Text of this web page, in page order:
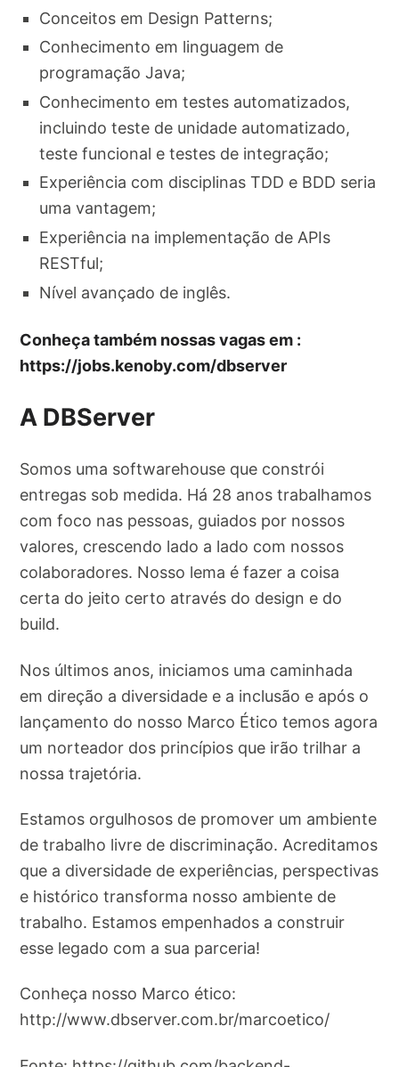
Conceitos em Design Patterns;
Conhecimento em linguagem de
programação Java;
Conhecimento em testes automatizados,
incluindo teste de unidade automatizado,
teste funcional e testes de integração;
Experiência com disciplinas TDD e BDD seria
uma vantagem;
Experiência na implementação de APIs
RESTful;
Nível avançado de inglês.
Conheça também nossas vagas em :
https://jobs.kenoby.com/dbserver
A DBServer
Somos uma softwarehouse que constrói
entregas sob medida. Há 28 anos trabalhamos
com foco nas pessoas, guiados por nossos
valores, crescendo lado a lado com nossos
colaboradores. Nosso lema é fazer a coisa
certa do jeito certo através do design e do
build.
Nos últimos anos, iniciamos uma caminhada
em direção a diversidade e a inclusão e após o
lançamento do nosso Marco Ético temos agora
um norteador dos princípios que irão trilhar a
nossa trajetória.
Estamos orgulhosos de promover um ambiente
de trabalho livre de discriminação. Acreditamos
que a diversidade de experiências, perspectivas
e histórico transforma nosso ambiente de
trabalho. Estamos empenhados a construir
esse legado com a sua parceria!
Conheça nosso Marco ético:
http://www.dbserver.com.br/marcoetico/